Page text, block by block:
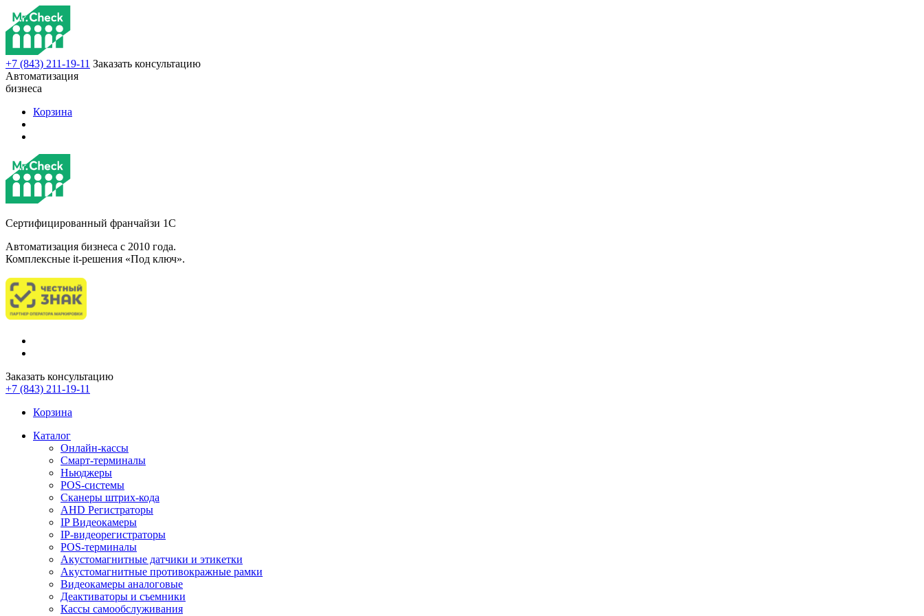
+7 (843) 211-19-11 Заказать консультацию
Автоматизация
бизнеса
Корзина
Сертифицированный франчайзи 1С
Автоматизация бизнеса c 2010 года.
Комплексные it-решения «Под ключ».
Заказать консультацию
+7 (843) 211-19-11
Корзина
Каталог
Онлайн-кассы
Смарт-терминалы
Ньюджеры
POS-системы
Сканеры штрих-кода
AHD Регистраторы
IP Видеокамеры
IP-видеорегистраторы
POS-терминалы
Акустомагнитные датчики и этикетки
Акустомагнитные противокражные рамки
Видеокамеры аналоговые
Деактиваторы и съемники
Кассы самообслуживания